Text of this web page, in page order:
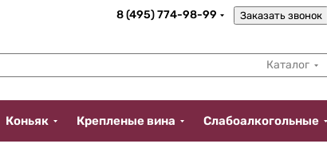
8 (495) 774-98-99 Заказать звонок
Каталог
Коньяк Крепленые вина Слабоалкогольные